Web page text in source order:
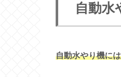
自動水
自動水やり機に